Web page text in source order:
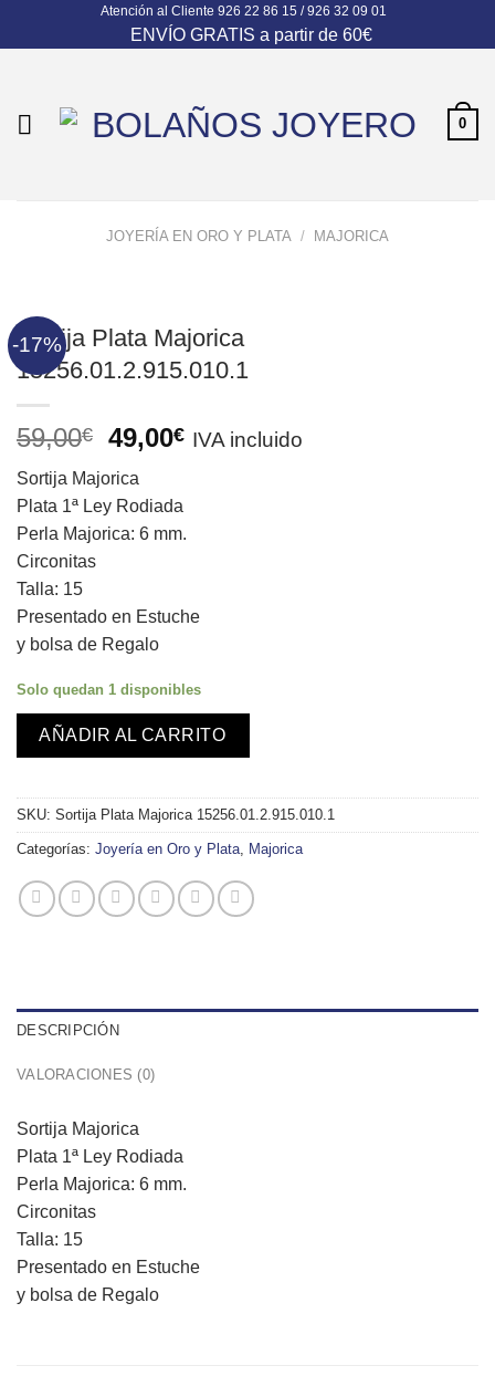
Atención al Cliente 926 22 86 15 / 926 32 09 01
ENVÍO GRATIS a partir de 60€
0
JOYERÍA EN ORO Y PLATA / MAJORICA
-17%
Sortija Plata Majorica
15256.01.2.915.010.1
59,00€
El
original
era:
59,00€.
49,00€El
49,00€.
IVA incluido
Sortija Majorica
Plata 1ª Ley Rodiada
Perla Majorica: 6 mm.
Circonitas
Talla: 15
Presentado en Estuche
y bolsa de Regalo
Solo quedan 1 disponibles
AÑADIR AL CARRITO
SKU: Sortija Plata Majorica 15256.01.2.915.010.1
Categorías: Joyería en Oro y Plata, Majorica
DESCRIPCIÓN
VALORACIONES (0)
Sortija Majorica
Plata 1ª Ley Rodiada
Perla Majorica: 6 mm.
Circonitas
Talla: 15
Presentado en Estuche
y bolsa de Regalo